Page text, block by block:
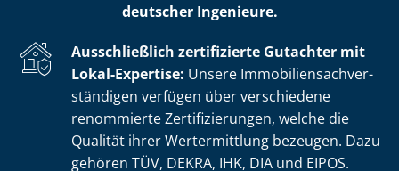
deutscher Ingenieure.
Ausschließlich zertifizierte Gutachter mit
Lokal-Expertise: Unsere Im­mo­bi­li­en­sach­ver­
stän­di­gen verfügen über verschiedene
renommierte Zer­ti­fi­zie­run­gen, welche die
Qualität ihrer Wertermittlung bezeugen. Dazu
gehören TÜV, DEKRA, IHK, DIA und EIPOS.